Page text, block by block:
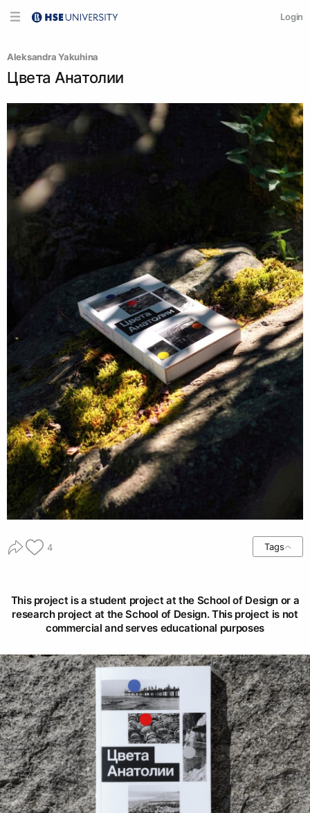
Login
Aleksandra Yakuhina
Цвета Анатолии
4 Tags
This project is a student project at the School of Design or a
research project at the School of Design. This project is not
commercial and serves educational purposes